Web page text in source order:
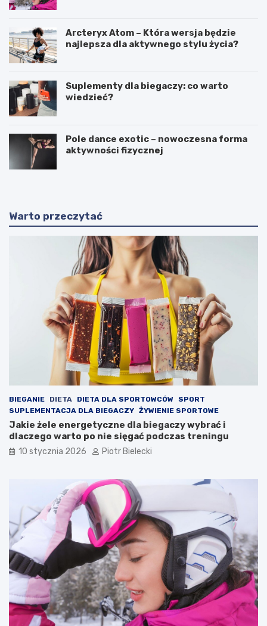
Arcteryx Atom – Która wersja będzie
najlepsza dla aktywnego stylu życia?
Suplementy dla biegaczy: co warto
wiedzieć?
Pole dance exotic – nowoczesna forma
aktywności fizycznej
Warto przeczytać
BIEGANIE DIETA DIETA DLA SPORTOWCÓW
SPORT
SUPLEMENTACJA DLA BIEGACZY ŻYWIENIE SPORTOWE
Jakie żele energetyczne dla biegaczy wybrać i
dlaczego warto po nie sięgać podczas treningu
10 stycznia 2026 Piotr Bielecki